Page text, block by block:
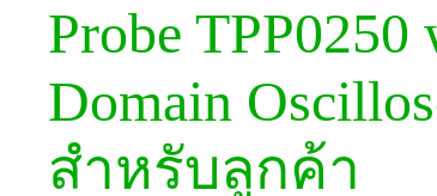
Probe
Domain
สำหรับลูกค้า